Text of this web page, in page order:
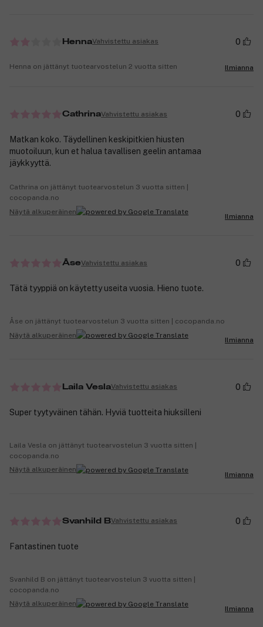
HennaVahvistettu asiakas 0
Henna on jättänyt tuotearvostelun 2 vuotta sitten Ilmianna
CathrinaVahvistettu asiakas 0
Matkan koko. Täydellinen keskipitkien hiusten
muotoiluun, kun et halua tavallisen geelin antamaa
jäykkyyttä.
Cathrina on jättänyt tuotearvostelun 3 vuotta sitten |
cocopanda.no
Näytä alkuperäinen
Ilmianna
ÅseVahvistettu asiakas 0
Tätä tyyppiä on käytetty useita vuosia. Hieno tuote.
Åse on jättänyt tuotearvostelun 3 vuotta sitten | cocopanda.no
Näytä alkuperäinen
Ilmianna
Laila VeslaVahvistettu asiakas 0
Super tyytyväinen tähän. Hyviä tuotteita hiuksilleni
Laila Vesla on jättänyt tuotearvostelun 3 vuotta sitten |
cocopanda.no
Näytä alkuperäinen
Ilmianna
Svanhild BVahvistettu asiakas 0
Fantastinen tuote
Svanhild B on jättänyt tuotearvostelun 3 vuotta sitten |
cocopanda.no
Näytä alkuperäinen
Ilmianna